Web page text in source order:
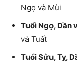
Ngọ và Mùi
Tuổi Ngọ, Dần
và Tuất
Tuổi Sửu, Tỵ,